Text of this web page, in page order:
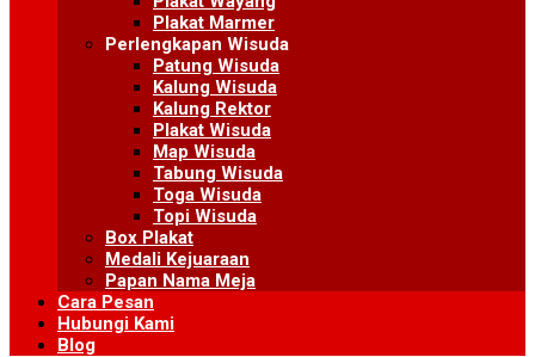
Plakat Marmer
Perlengkapan Wisuda
Patung Wisuda
Kalung Wisuda
Kalung Rektor
Plakat Wisuda
Map Wisuda
Tabung Wisuda
Toga Wisuda
Topi Wisuda
Box Plakat
Medali Kejuaraan
Papan Nama Meja
Cara Pesan
Hubungi Kami
Blog